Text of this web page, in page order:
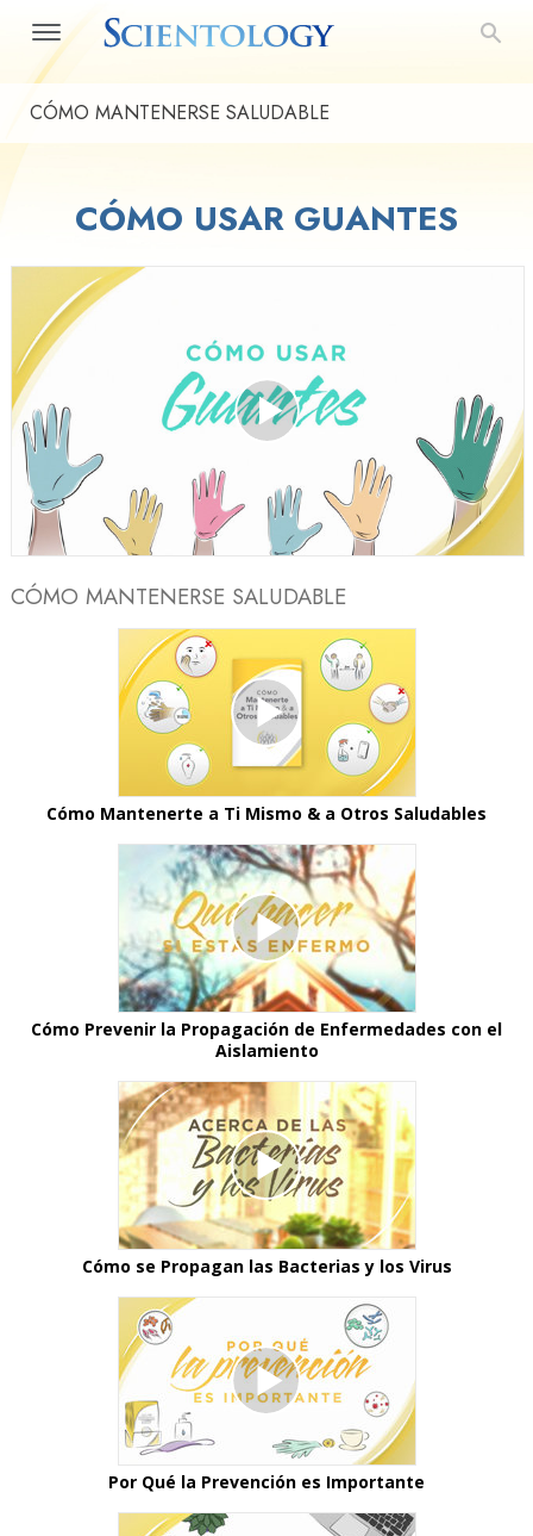
CÓMO MANTENERSE SALUDABLE
CÓMO USAR GUANTES
Play
Video
CÓMO MANTENERSE SALUDABLE
Cómo Mantenerte a Ti Mismo & a Otros Saludables
Cómo Prevenir la Propagación de Enfermedades con el
Aislamiento
Cómo se Propagan las Bacterias y los Virus
Por Qué la Prevención es Importante